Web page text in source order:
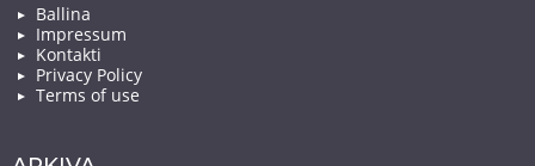
Ballina
Impressum
Kontakti
Privacy Policy
Terms of use